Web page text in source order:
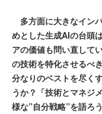
多方面に大きなイン
めとした生成AIの台頭
アの価値も問い直して
の技術を特化させるべ
分なりのベストを尽く
うか？「技術とマネジ
様な”自分戦略”を語ろ